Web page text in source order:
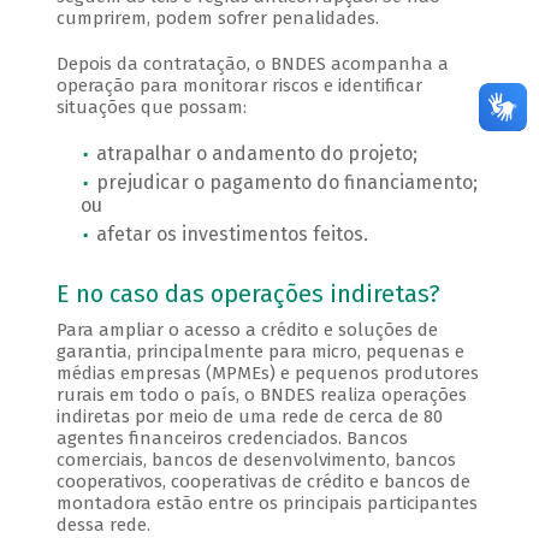
cumprirem, podem sofrer penalidades.
Depois da contratação, o BNDES acompanha a
operação para monitorar riscos e identificar
situações que possam:
atrapalhar o andamento do projeto;
prejudicar o pagamento do financiamento;
ou
afetar os investimentos feitos.
E no caso das operações indiretas?
Para ampliar o acesso a crédito e soluções de
garantia, principalmente para micro, pequenas e
médias empresas (MPMEs) e pequenos produtores
rurais em todo o país, o BNDES realiza operações
indiretas por meio de uma rede de cerca de 80
agentes financeiros credenciados. Bancos
comerciais, bancos de desenvolvimento, bancos
cooperativos, cooperativas de crédito e bancos de
montadora estão entre os principais participantes
dessa rede.